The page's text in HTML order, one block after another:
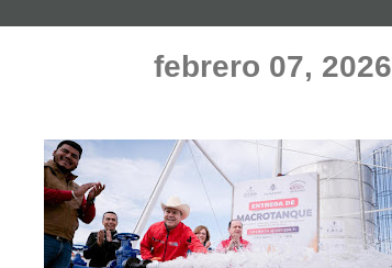
febrero 07, 2026